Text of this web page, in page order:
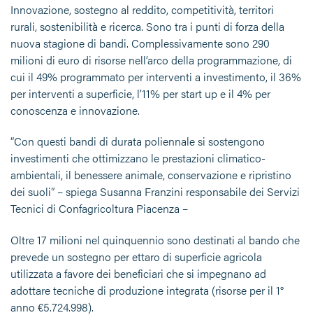
Innovazione, sostegno al reddito, competitività, territori
rurali, sostenibilità e ricerca. Sono tra i punti di forza della
nuova stagione di bandi. Complessivamente sono 290
milioni di euro di risorse nell’arco della programmazione, di
cui il 49% programmato per interventi a investimento, il 36%
per interventi a superficie, l’11% per start up e il 4% per
conoscenza e innovazione.
“Con questi bandi di durata poliennale si sostengono
investimenti che ottimizzano le prestazioni climatico-
ambientali, il benessere animale, conservazione e ripristino
dei suoli” – spiega Susanna Franzini responsabile dei Servizi
Tecnici di Confagricoltura Piacenza –
Oltre 17 milioni nel quinquennio sono destinati al bando che
prevede un sostegno per ettaro di superficie agricola
utilizzata a favore dei beneficiari che si impegnano ad
adottare tecniche di produzione integrata (risorse per il 1°
anno €5.724.998).